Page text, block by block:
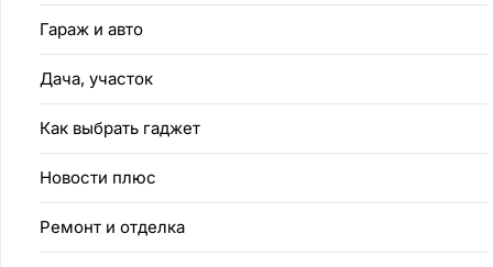
Гараж и авто
Дача, участок
Как выбрать гаджет
Новости плюс
Ремонт и отделка